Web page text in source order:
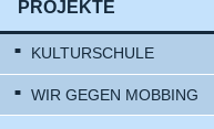
PROJEKTE
KULTURSCHULE
WIR GEGEN MOBBING